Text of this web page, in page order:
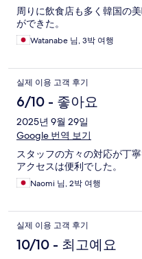
周りに飲食店も多く韓国の
ができた。
Watanabe 님, 3박 여행
실제 이용 고객 후기
6/10 - 좋아요
2025년 9월 29일
Google 번역 보기
スタッフの方々の対応が丁
アクセスは便利でした。
Naomi 님, 2박 여행
실제 이용 고객 후기
10/10 - 최고예요